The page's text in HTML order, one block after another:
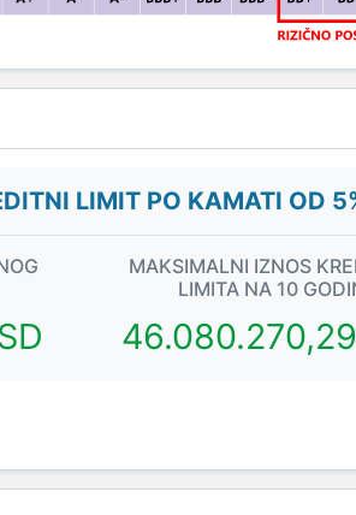
LIMIT PO KAMATI OD
MAKSIMALNI IZNOS
LIMITA NA 10